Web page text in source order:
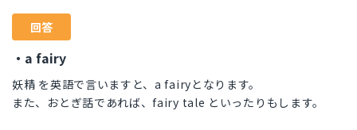
回答
・a fairy
妖精 を英語で言いますと、a fairyとなります。
また、おとぎ話であれば、fairy tale といったりもします。